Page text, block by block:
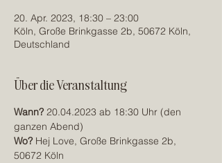
20. Apr. 2023, 18:30 – 23:00
Köln, Große Brinkgasse 2b, 50672 Köln,
Deutschland
Über die Veranstaltung
Wann? 20.04.2023 ab 18:30 Uhr (den
ganzen Abend)
Wo? Hej Love, Große Brinkgasse 2b,
50672 Köln